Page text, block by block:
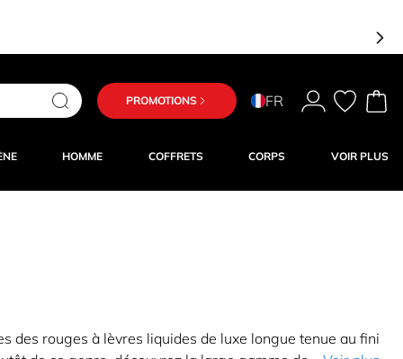
PROMOTIONS FR
HOMME COFFRETS CORPS VOIR PLUS
des rouges à lèvres liquides de luxe longue tenue au fini